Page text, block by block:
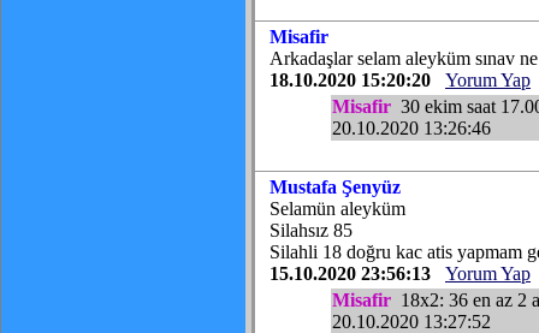
Misafir
Arkadaşlar selam aleyküm sınav
18.10.2020 15:20:20
Yorum Yap
Misafir 30 ekim saat
20.10.2020 13:26:46
Mustafa Şenyüz
Selamün aleyküm
Silahsız 85
Silahli 18 doğru kac atis yapmam
15.10.2020 23:56:13
Yorum Yap
Misafir 18x2: 36 en az 2
20.10.2020 13:27:52